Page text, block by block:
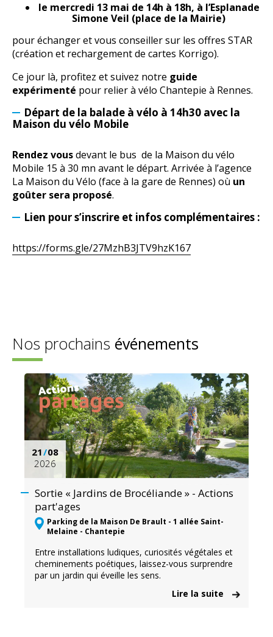
le mercredi 13mai de 14h à 18h, à l’Esplanade
Simone Veil (place de la Mairie)
pour échanger et vous conseiller sur les offres STAR
(création et rechargement de cartes Korrigo).
Ce jour là, profitez et suivez notre guide
expérimenté pour relier à vélo Chantepie à Rennes.
Départ de la balade à vélo à 14h30 avec la
Maison du vélo Mobile
Rendez vousdevant le bus de la Maison du vélo
Mobile 15 à 30 mn avant le départ. Arrivée à l’agence
La Maison du Vélo (face à la gare de Rennes) où un
goûter sera proposé.
Lien pour s’inscrire et infos complémentaires :
https://forms.gle/27MzhB3JTV9hzK167
Nos prochains événements
21/08
2026
Sortie « Jardins de Brocéliande » - Actions
part'ages
Parking de la Maison De Brault - 1 allée Saint-
Melaine - Chantepie
Entre installations ludiques, curiosités végétales et
cheminements poétiques, laissez-vous surprendre
par un jardin qui éveille les sens.
Lire la suite